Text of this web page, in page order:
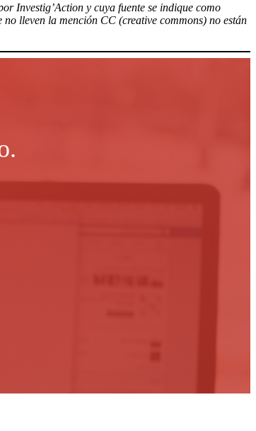
Investig’Action y cuya fuente se indique como
lleven la mención CC (creative commons) no están